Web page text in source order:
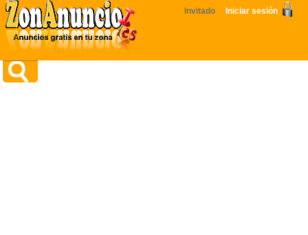
Invitado Iniciar sesión